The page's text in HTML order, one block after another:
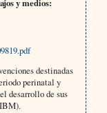
y medios:
destinadas
perinatal y
desarrollo de sus